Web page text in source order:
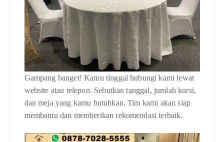
Gampang banget! Kamu tinggal hubungi kami lewat
website atau telepon. Sebutkan tanggal, jumlah kursi,
dan meja yang kamu butuhkan. Tim kami akan siap
membantu dan memberikan rekomendasi terbaik.